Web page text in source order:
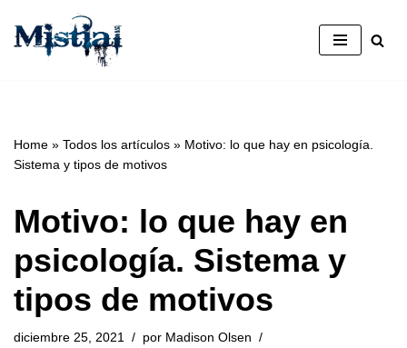
Saltar
Home » Todos los artículos » Motivo: lo que hay en psicología.
Sistema y tipos de motivos
Motivo: lo que hay en
psicología. Sistema y
tipos de motivos
diciembre 25, 2021 por Madison Olsen